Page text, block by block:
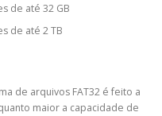
de até 32 GB
de até 2 TB
de arquivos FAT32 é feito a
maior a capacidade de